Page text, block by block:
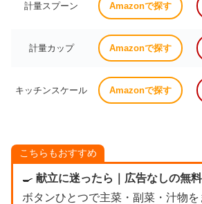
計量スプーン Amazonで探す
計量カップ Amazonで探す
キッチンスケール Amazonで探す
こちらもおすすめ
🍳 献立に迷ったら｜広告なしの無
ボタンひとつで主菜・副菜・汁物